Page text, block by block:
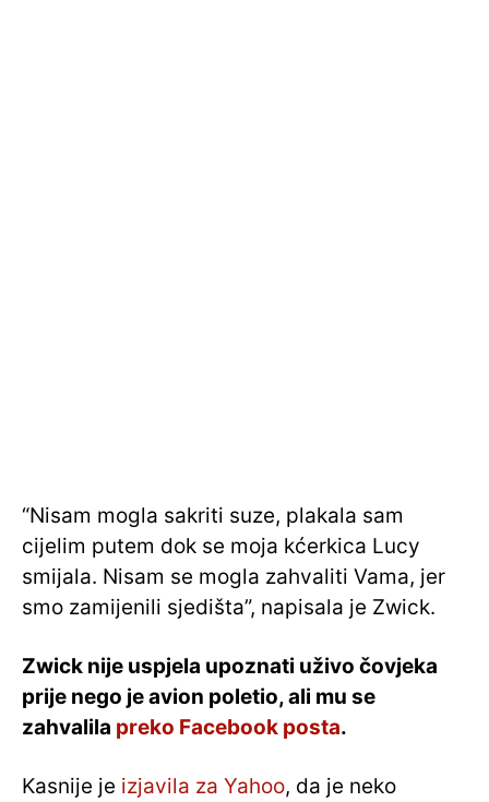
“Nisam mogla sakriti suze, plakala sam
cijelim putem dok se moja kćerkica Lucy
smijala. Nisam se mogla zahvaliti Vama, jer
smo zamijenili sjedišta”, napisala je Zwick.
Zwick nije uspjela upoznati uživo čovjeka
prije nego je avion poletio, ali mu se
zahvalila preko Facebook posta.
Kasnije je izjavila za Yahoo, da je neko